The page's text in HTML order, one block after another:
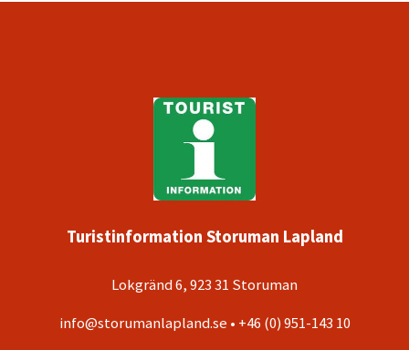
Turistinformation Storuman Lapland
Lokgränd 6, 923 31 Storuman
info@storumanlapland.se • +46 (0) 951-143 10